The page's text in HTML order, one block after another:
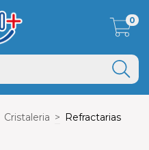
0
Cristaleria > Refractarias